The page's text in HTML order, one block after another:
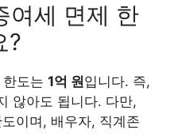
여세 면제 한
?
도는 1억 원입니다. 즉,
않아도 됩니다. 다만,
이며, 배우자, 직계존